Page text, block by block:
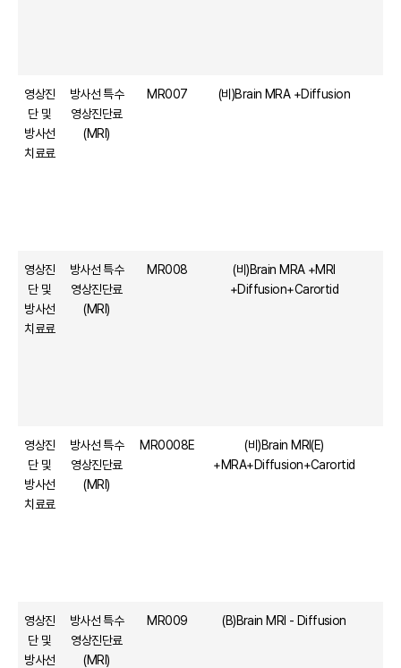
영상진
단 및
방사선
치료료
방사선 특수
영상진단료
(MRI)
MR007 (비)Brain MRA +Diffusion
영상진
단 및
방사선
치료료
방사선 특수
영상진단료
(MRI)
MR008
(비)Brain MRA +MRI
+Diffusion+Carortid
영상진
단 및
방사선
치료료
방사선 특수
영상진단료
(MRI)
MR0008E
(비)Brain MRI(E)
+MRA+Diffusion+Carortid
영상진
단 및
방사선
방사선 특수
영상진단료
(MRI)
MR009 (B)Brain MRI - Diffusion